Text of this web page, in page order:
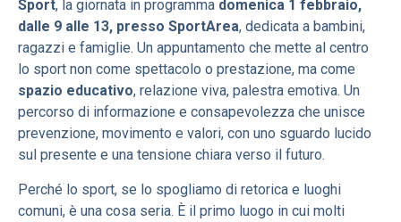
Sport, la giornata in programma domenica 1 febbraio,
dalle 9 alle 13, presso SportArea, dedicata a bambini,
ragazzi e famiglie. Un appuntamento che mette al centro
lo sport non come spettacolo o prestazione, ma come
spazio educativo, relazione viva, palestra emotiva. Un
percorso di informazione e consapevolezza che unisce
prevenzione, movimento e valori, con uno sguardo lucido
sul presente e una tensione chiara verso il futuro.
Perché lo sport, se lo spogliamo di retorica e luoghi
comuni, è una cosa seria. È il primo luogo in cui molti